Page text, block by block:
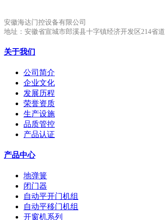
安徽海达门控设备有限公司
地址：安徽省宣城市郎溪县十字镇经济开发区214省道
关于我们
公司简介
企业文化
发展历程
荣誉资质
生产设施
品质管控
产品认证
产品中心
地弹簧
闭门器
自动平开门机组
自动平移门机组
开窗机系列